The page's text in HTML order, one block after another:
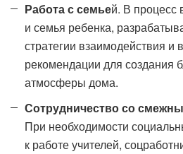
Работа с семьей. В процесс
и семья ребенка,
стратегии взаимодействия и
рекомендации для создания
атмосферы дома.
Сотрудничество со
При необходимости
к работе учителей,